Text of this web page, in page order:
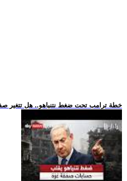
.. خطة ترامب تحت ضغط نتنياهو.. هل تتغير